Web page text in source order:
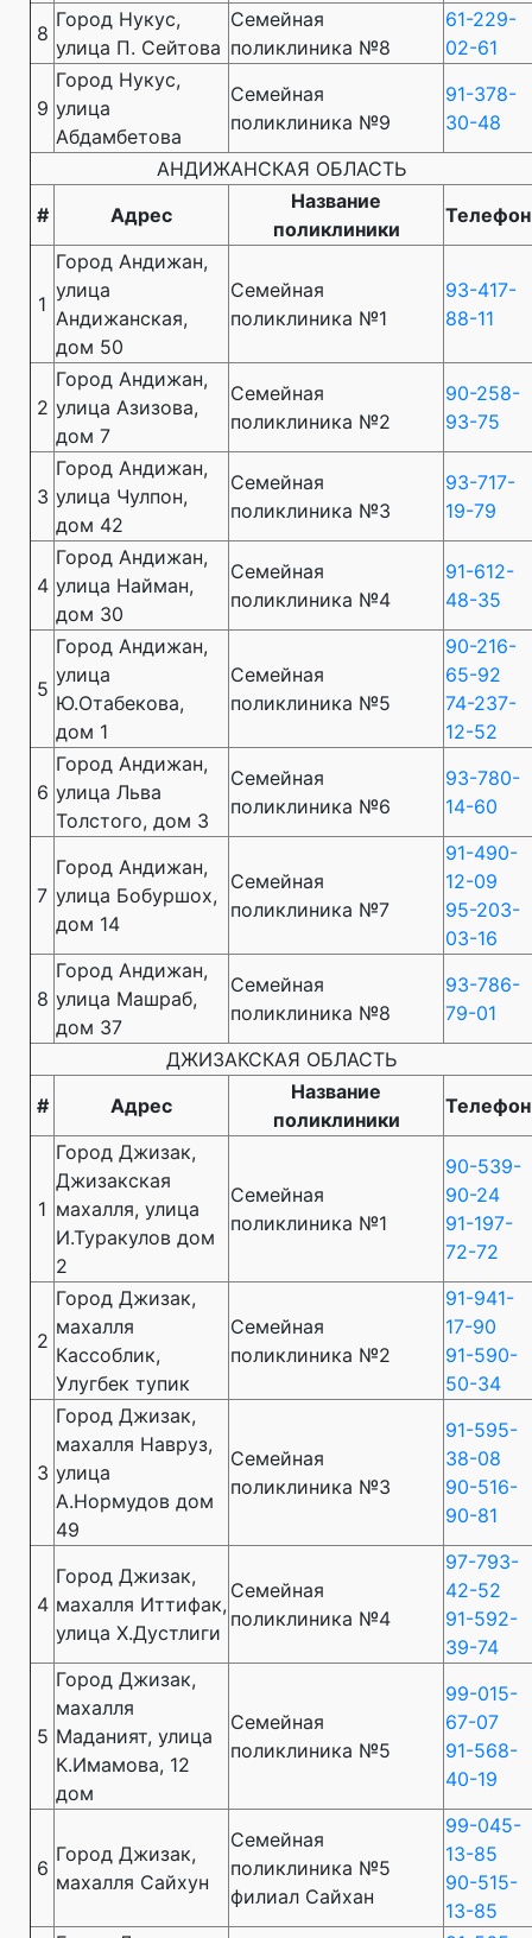
8
Город Нукус,
улица П. Сейтова
Семейная
поликлиника №8
61-229-
02-61
9
Город Нукус,
улица
Абдамбетова
Семейная
поликлиника №9
91-378-
30-48
АНДИЖАНСКАЯ ОБЛАСТЬ
#
Адрес
Название
поликлиники
Телефон
1
Город Андижан,
улица
Андижанская,
дом 50
Семейная
поликлиника №1
93-417-
88-11
2
Город Андижан,
улица Азизова,
дом 7
Семейная
поликлиника №2
90-258-
93-75
3
Город Андижан,
улица Чулпон,
дом 42
Семейная
поликлиника №3
93-717-
19-79
4
Город Андижан,
улица Найман,
дом 30
Семейная
поликлиника №4
91-612-
48-35
5
Город Андижан,
улица
Ю.Отабекова,
дом 1
Семейная
поликлиника №5
90-216-
65-92
74-237-
12-52
6
Город Андижан,
улица Льва
Толстого, дом 3
Семейная
поликлиника №6
93-780-
14-60
7
Город Андижан,
улица Бобуршох,
дом 14
Семейная
поликлиника №7
91-490-
12-09
95-203-
03-16
8
Город Андижан,
улица Машраб,
дом 37
Семейная
поликлиника №8
93-786-
79-01
ДЖИЗАКСКАЯ ОБЛАСТЬ
#
Адрес
Название
поликлиники
Телефон
1
Город Джизак,
Джизакская
махалля, улица
И.Туракулов дом
2
Семейная
поликлиника №1
90-539-
90-24
91-197-
72-72
2
Город Джизак,
махалля
Кассоблик,
Улугбек тупик
Семейная
поликлиника №2
91-941-
17-90
91-590-
50-34
3
Город Джизак,
махалля Навруз,
улица
А.Нормудов дом
49
Семейная
поликлиника №3
91-595-
38-08
90-516-
90-81
4
Город Джизак,
махалля Иттифак,
улица Х.Дустлиги
Семейная
поликлиника №4
97-793-
42-52
91-592-
39-74
5
Город Джизак,
махалля
Маданият, улица
К.Имамова, 12
дом
Семейная
поликлиника №5
99-015-
67-07
91-568-
40-19
6
Город Джизак,
махалля Сайхун
Семейная
поликлиника №5
филиал Сайхан
99-045-
13-85
90-515-
13-85